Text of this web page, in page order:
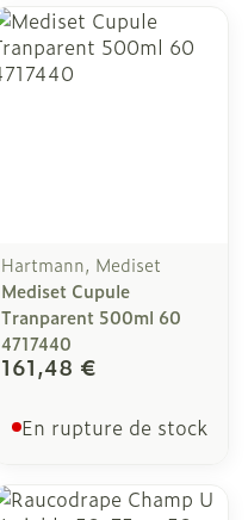
Hartmann, Mediset
Mediset Cupule
Tranparent 500ml 60
4717440
161,48 €
En rupture de stock